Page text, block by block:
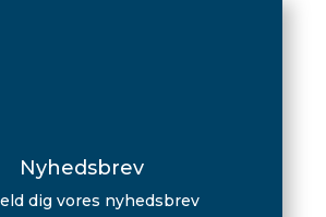
Nyhedsbrev
dig vores nyhedsbrev